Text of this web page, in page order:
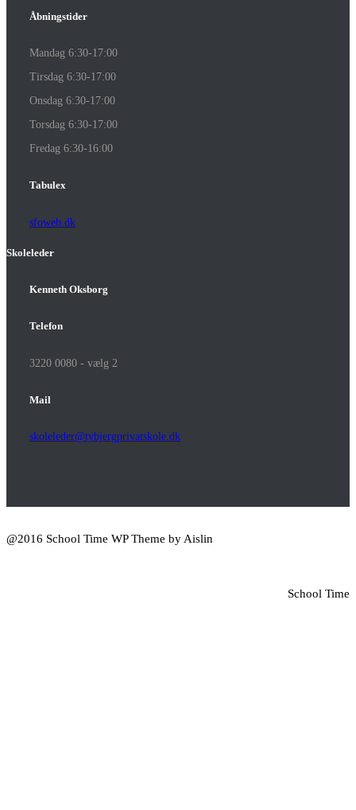
Åbningstider
Mandag 6:30-17:00
Tirsdag 6:30-17:00
Onsdag 6:30-17:00
Torsdag 6:30-17:00
Fredag 6:30-16:00
Tabulex
sfoweb.dk
Skoleleder
Kenneth Oksborg
Telefon
3220 0080 - vælg 2
Mail
skoleleder@tybjergprivatskole.dk
@2016 School Time WP Theme by Aislin
School Time